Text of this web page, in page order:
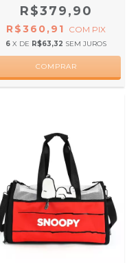
R$379,90
R$360,91 COM PIX
6 X DE R$63,32 SEM JUROS